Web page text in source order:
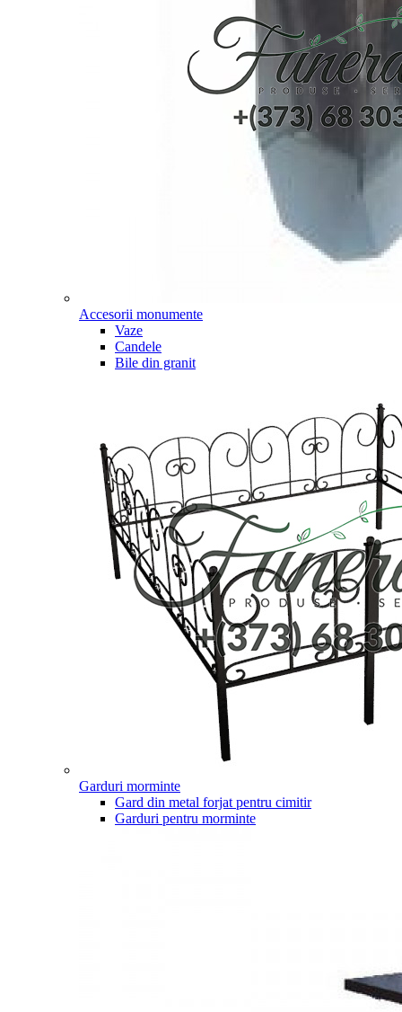
Accesorii monumente
Vaze
Candele
Bile din granit
Garduri morminte
Gard din metal forjat pentru cimitir
Garduri pentru morminte